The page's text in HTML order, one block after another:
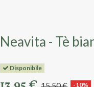
Neavita - Tè
Disponibile
15,50 € -10%